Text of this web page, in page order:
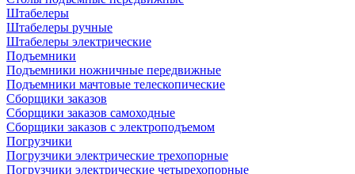
Штабелеры
Штабелеры ручные
Штабелеры электрические
Подъемники
Подъемники ножничные передвижные
Подъемники мачтовые телескопические
Сборщики заказов
Сборщики заказов самоходные
Сборщики заказов с электроподъемом
Погрузчики
Погрузчики электрические трехопорные
Погрузчики электрические четырехопорные